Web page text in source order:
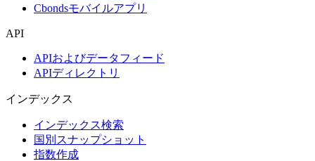
Cbondsモバイルアプリ
API
APIおよびデータフィード
APIディレクトリ
インデックス
インデックス検索
国別スナップショット
指数作成